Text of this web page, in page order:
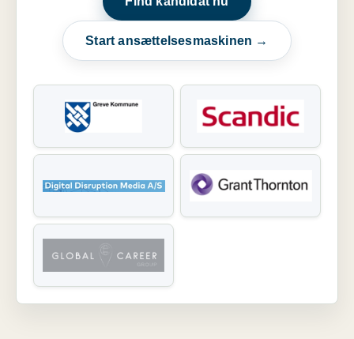
Start ansættelsesmaskinen →